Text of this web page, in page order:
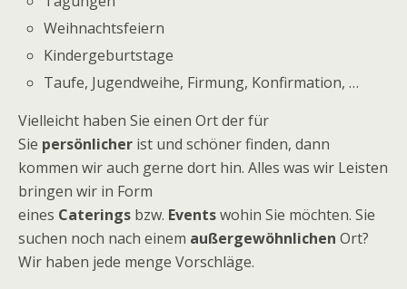
Weihnachtsfeiern
Kindergeburtstage
Taufe, Jugendweihe, Firmung, Konfirmation, …
Vielleicht haben Sie einen Ort der für
Sie persönlicher ist und schöner finden, dann
kommen wir auch gerne dort hin. Alles was wir Leisten
bringen wir in Form
eines Caterings bzw. Eventswohin Sie möchten. Sie
suchen noch nach einem außergewöhnlichen Ort?
Wir haben jede menge Vorschläge.